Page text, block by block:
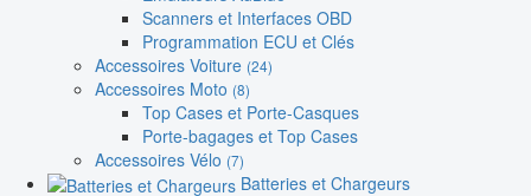
Scanners et Interfaces OBD
Programmation ECU et Clés
Accessoires Voiture (24)
Accessoires Moto (8)
Top Cases et Porte-Casques
Porte-bagages et Top Cases
Accessoires Vélo (7)
Batteries et Chargeurs